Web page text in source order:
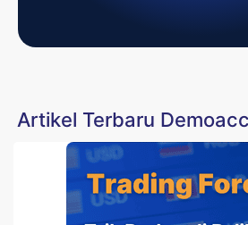
Artikel Terbaru